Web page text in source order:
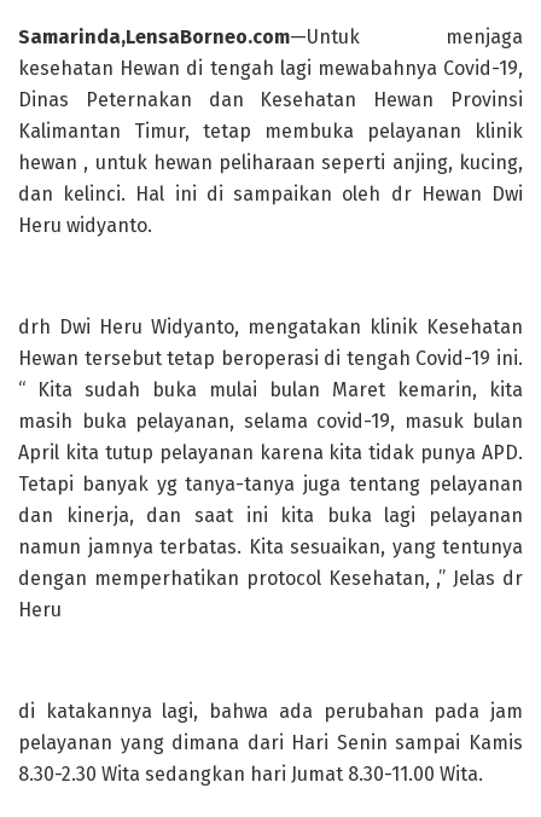
Samarinda,LensaBorneo.com—Untuk menjaga
kesehatan Hewan di tengah lagi mewabahnya Covid-19,
Dinas Peternakan dan Kesehatan Hewan Provinsi
Kalimantan Timur, tetap membuka pelayanan klinik
hewan , untuk hewan peliharaan seperti anjing, kucing,
dan kelinci. Hal ini di sampaikan oleh dr Hewan Dwi
Heru widyanto.
drh Dwi Heru Widyanto, mengatakan klinik Kesehatan
Hewan tersebut tetap beroperasi di tengah Covid-19 ini.
“ Kita sudah buka mulai bulan Maret kemarin, kita
masih buka pelayanan, selama covid-19, masuk bulan
April kita tutup pelayanan karena kita tidak punya APD.
Tetapi banyak yg tanya-tanya juga tentang pelayanan
dan kinerja, dan saat ini kita buka lagi pelayanan
namun jamnya terbatas. Kita sesuaikan, yang tentunya
dengan memperhatikan protocol Kesehatan, ,” Jelas dr
Heru
di katakannya lagi, bahwa ada perubahan pada jam
pelayanan yang dimana dari Hari Senin sampai Kamis
8.30-2.30 Wita sedangkan hari Jumat 8.30-11.00 Wita.